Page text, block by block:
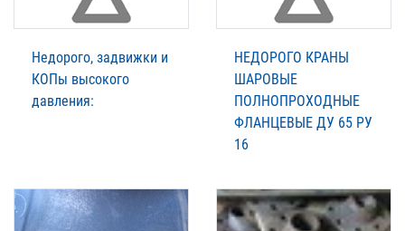
Недорого, задвижки и
КОПы высокого
давления:
НЕДОРОГО КРАНЫ
ШАРОВЫЕ
ПОЛНОПРОХОДНЫЕ
ФЛАНЦЕВЫЕ ДУ 65 РУ
16